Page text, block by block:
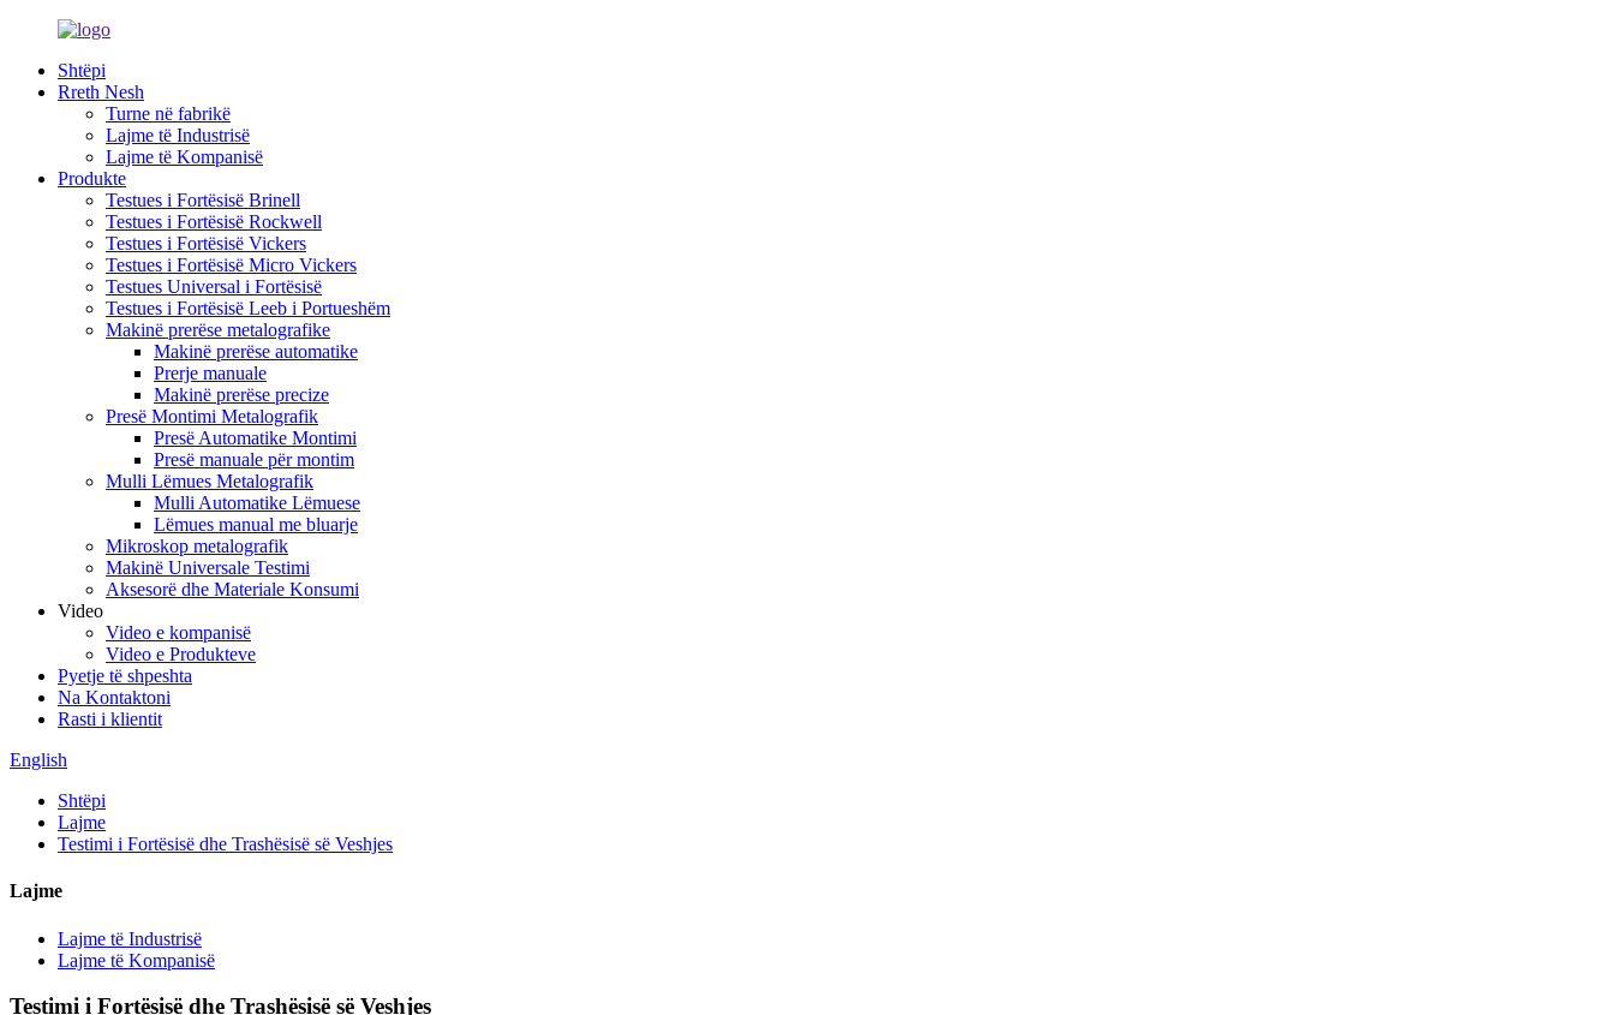
Shtëpi
Rreth Nesh
Turne në fabrikë
Lajme të Industrisë
Lajme të Kompanisë
Produkte
Testues i Fortësisë Brinell
Testues i Fortësisë Rockwell
Testues i Fortësisë Vickers
Testues i Fortësisë Micro Vickers
Testues Universal i Fortësisë
Testues i Fortësisë Leeb i Portueshëm
Makinë prerëse metalografike
Makinë prerëse automatike
Prerje manuale
Makinë prerëse precize
Presë Montimi Metalografik
Presë Automatike Montimi
Presë manuale për montim
Mulli Lëmues Metalografik
Mulli Automatike Lëmuese
Lëmues manual me bluarje
Mikroskop metalografik
Makinë Universale Testimi
Aksesorë dhe Materiale Konsumi
Video
Video e kompanisë
Video e Produkteve
Pyetje të shpeshta
Na Kontaktoni
Rasti i klientit
English
Shtëpi
Lajme
Testimi i Fortësisë dhe Trashësisë së Veshjes
Lajme
Lajme të Industrisë
Lajme të Kompanisë
Testimi i Fortësisë dhe Trashësisë së Veshjes